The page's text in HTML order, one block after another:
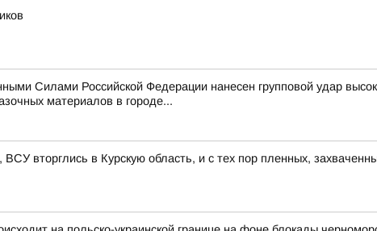
Силами Российской Федерации нанесен групповой удар
материалов в городе...
вторглись в Курскую область, и с тех пор пленных,